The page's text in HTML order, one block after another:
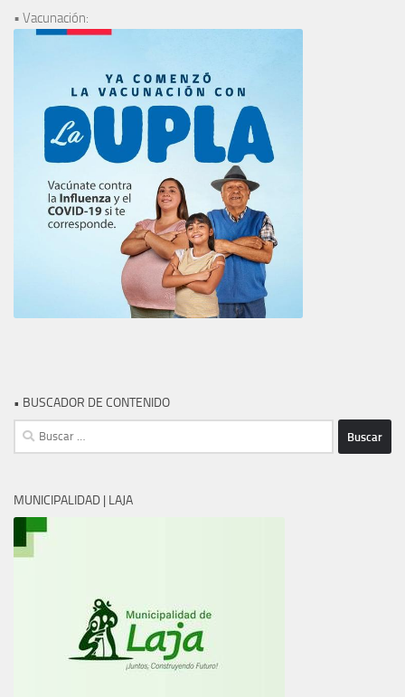
• Vacunación:
• BUSCADOR DE CONTENIDO
Buscar:
MUNICIPALIDAD | LAJA